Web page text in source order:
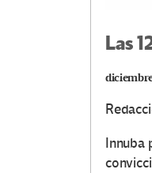
Las
Innuba